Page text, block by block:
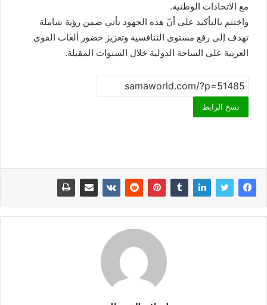
مع الاتحادات الوطنية.
واختتم بالتأكيد على أنّ هذه الجهود تأتي ضمن رؤية شاملة
تهدف إلى رفع مستوى التنافسية وتعزيز حضور ألعاب القوى
العربية على الساحة الدولية خلال السنوات المقبلة.
نسخ الرابط